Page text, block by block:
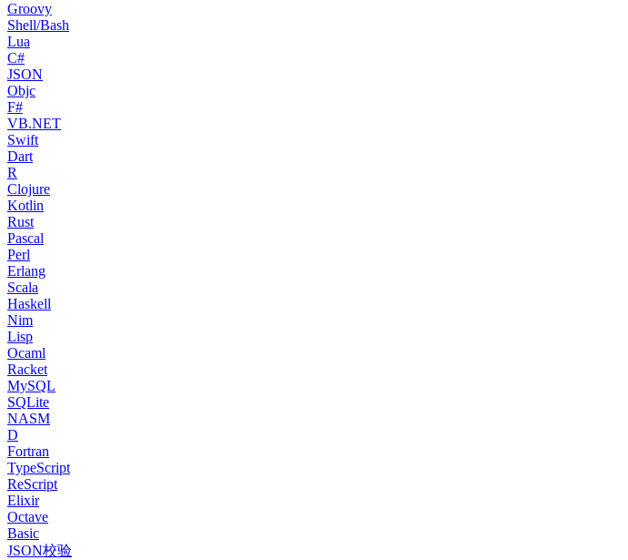
Groovy
Shell/Bash
Lua
C#
JSON
Objc
F#
VB.NET
Swift
Dart
R
Clojure
Kotlin
Rust
Pascal
Perl
Erlang
Scala
Haskell
Nim
Lisp
Ocaml
Racket
MySQL
SQLite
NASM
D
Fortran
TypeScript
ReScript
Elixir
Octave
Basic
JSON校验